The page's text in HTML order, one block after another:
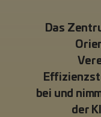
Das
bei und
der